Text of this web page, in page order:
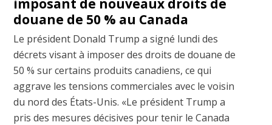
imposant de nouveaux droits de
douane de 50 % au Canada
Le président Donald Trump a signé lundi des
décrets visant à imposer des droits de douane de
50 % sur certains produits canadiens, ce qui
aggrave les tensions commerciales avec le voisin
du nord des États-Unis. «Le président Trump a
pris des mesures décisives pour tenir le Canada